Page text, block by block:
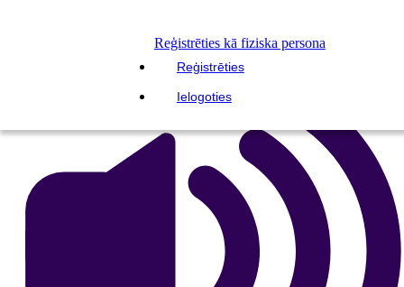
Reģistrēties kā fiziska persona
Reģistrēties
Ielogoties
IZLASI MAN